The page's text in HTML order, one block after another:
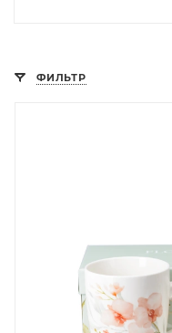
ФИЛЬТР